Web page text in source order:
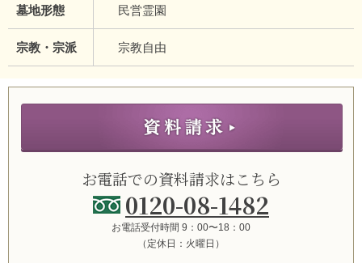
墓地形態 民営霊園
宗教・宗派 宗教自由
お電話での資料請求はこちら
0120-08-1482
お電話受付時間 9：00〜18：00
（定休日：火曜日）